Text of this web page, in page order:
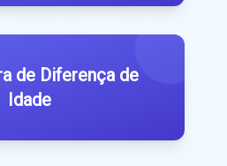
de Diferença de
Idade